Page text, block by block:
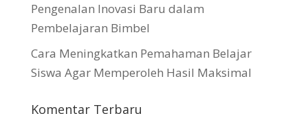
Pengenalan Inovasi Baru dalam
Pembelajaran Bimbel
Cara Meningkatkan Pemahaman Belajar
Siswa Agar Memperoleh Hasil Maksimal
Komentar Terbaru